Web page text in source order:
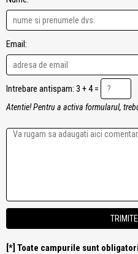
Email:
Intrebare antispam: 3 + 4 =
Atentie! Pentru a activa formularul,
[*] Toate campurile sunt